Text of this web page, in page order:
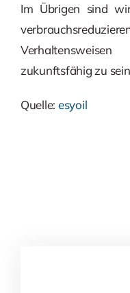
Im Übrigen sind
zukunftsfähig zu
Quelle: esyoil